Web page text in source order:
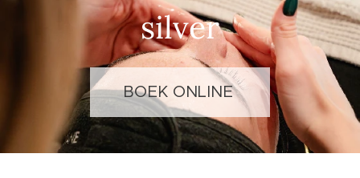
silver
BOEK ONLINE